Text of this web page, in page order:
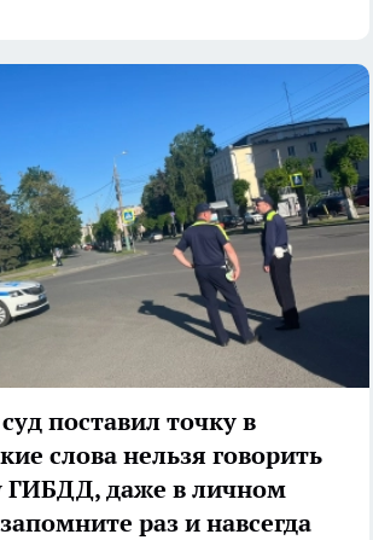
поставил точку в
слова нельзя говорить
ГИБДД, даже в личном
раз и навсегда